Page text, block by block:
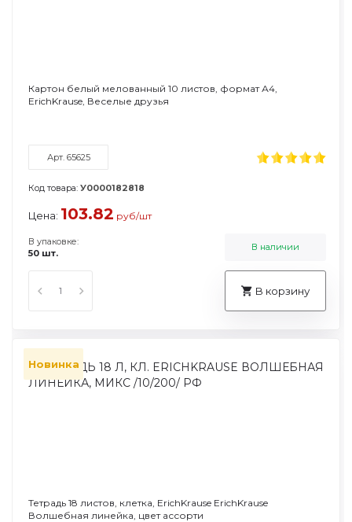
Картон белый мелованный 10 листов, формат А4,
ErichKrause, Веселые друзья
Арт. 65625
Код товара: У0000182818
Цена: 103.82 руб/шт
В упаковке:
50 шт.
В наличии
В корзину
Новинка
Тетрадь 18 листов, клетка, ErichKrause ErichKrause
Волшебная линейка, цвет ассорти